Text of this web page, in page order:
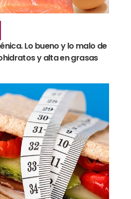
Lo bueno y lo malo de
y alta en grasas